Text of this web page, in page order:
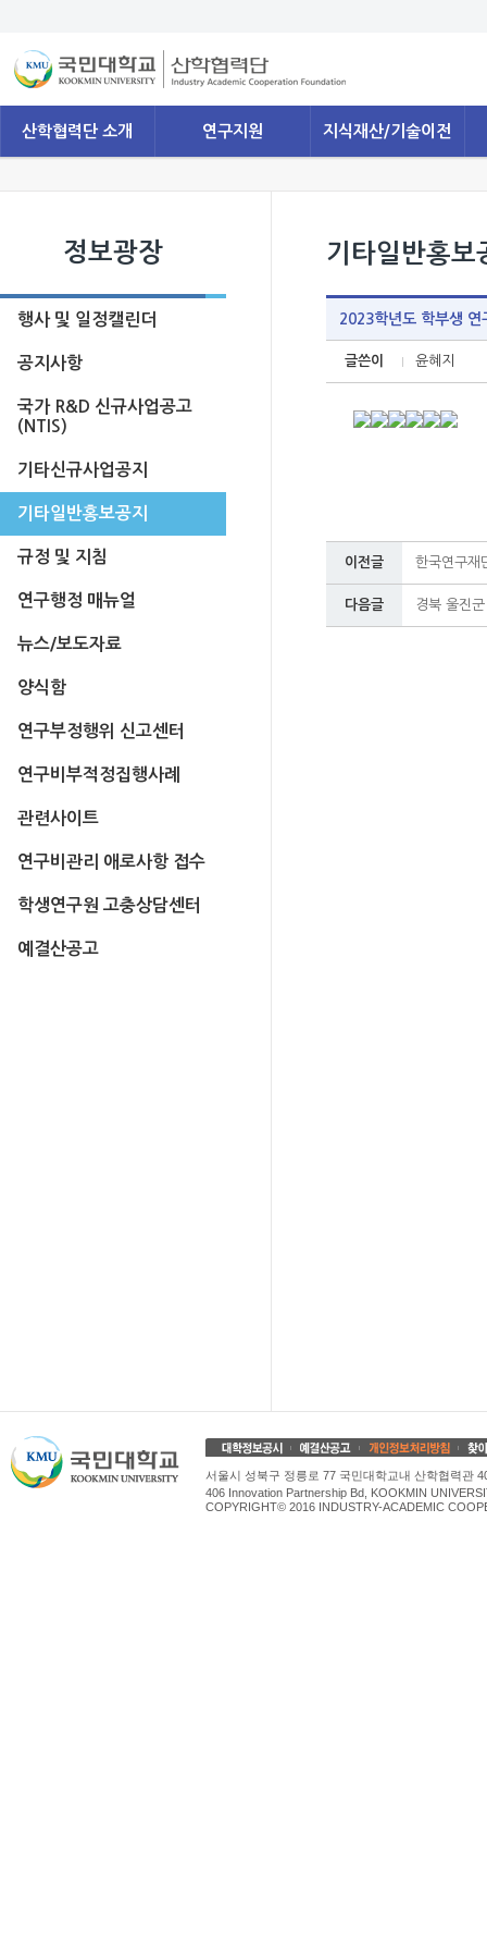
산학협력단 소개 연구지원 지식재산/기술이전
정보광장
행사 및 일정캘린더
공지사항
국가 R&D 신규사업공고
(NTIS)
기타신규사업공지
기타일반홍보공지
규정 및 지침
연구행정 매뉴얼
뉴스/보도자료
양식함
연구부정행위 신고센터
연구비부적정집행사례
관련사이트
연구비관리 애로사항 접수
학생연구원 고충상담센터
예결산공고
기타일반홍보
2023학년도 학부생 연
글쓴이 윤혜지
이전글 한국연구재
다음글 경북 울진
서울시 성북구 정릉로 77 국민대학교내 산학협력관
406 Innovation Partnership Bd, KOOKMIN
COPYRIGHT© 2016 INDUSTRY-ACADEMIC